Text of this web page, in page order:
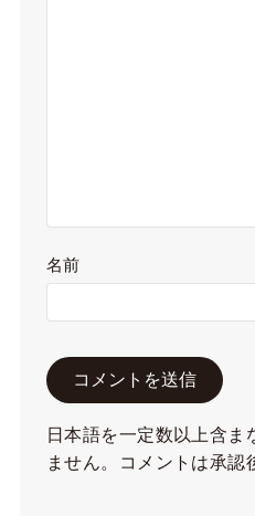
名前
日本語を一定数以上含ま
ません。コメントは承認